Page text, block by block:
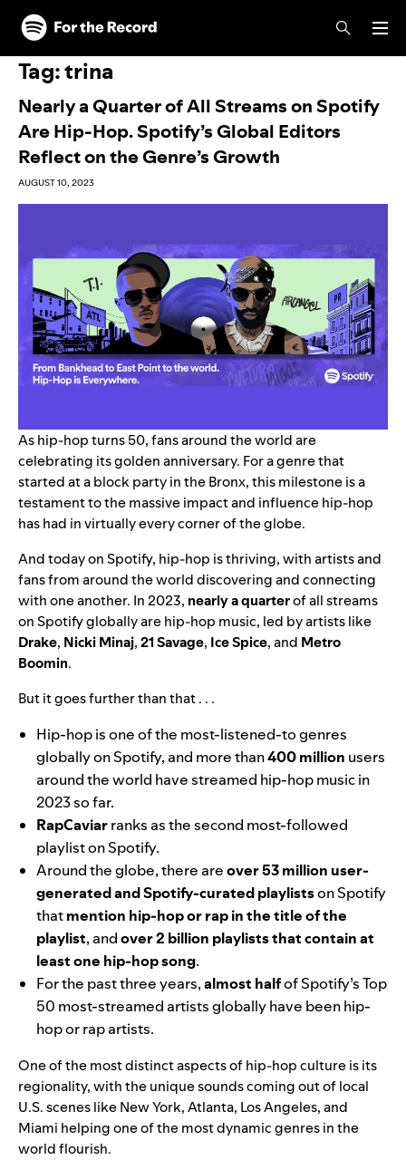
Skip to main content
Skip to footer
Tag:trina
Nearly a Quarter of All Streams on Spotify
Are Hip-Hop. Spotify’s Global Editors
Reflect on the Genre’s Growth
AUGUST 10, 2023
Aship-hop turns 50, fans around the world are
celebrating its golden anniversary. For a genre that
started at a block party in the Bronx, this milestone is a
testament to the massive impact and influence hip-hop
has had in virtually every corner of the globe.
And today on Spotify, hip-hop is thriving, with artists and
fans from around the world discovering and connecting
with one another. In 2023, nearly a quarterof all streams
on Spotify globally are hip-hop music, led by artists like
Drake, Nicki Minaj,21 Savage, Ice Spice, and Metro
Boomin.
But it goes further than that . . .
Hip-hop is one of the most-listened-to genres
globally on Spotify, and more than400 million users
around the world have streamed hip-hop music in
2023 so far.
RapCaviarranks as the second most-followed
playlist on Spotify.
Around the globe, there areover 53 million user-
generated and Spotify-curated playlistson Spotify
thatmention hip-hop or rap in the title of the
playlist, andover 2 billion playlists that contain at
least one hip-hop song.
For the past three years,almost halfof Spotify’s Top
50 most-streamed artists globally have been hip-
hop or rap artists.
One of the most distinct aspects of hip-hop culture is its
regionality, with the unique sounds coming out of local
U.S. scenes like New York, Atlanta, Los Angeles, and
Miami helping one of the most dynamic genres in the
world flourish.